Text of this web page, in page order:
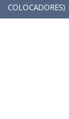
COLOCADORES)